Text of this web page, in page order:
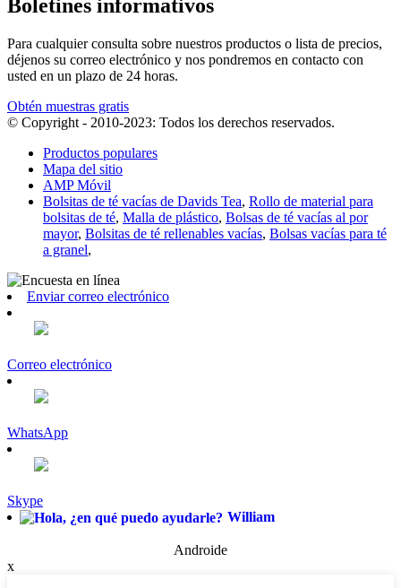
Boletines informativos
Para cualquier consulta sobre nuestros productos o lista de precios,
déjenos su correo electrónico y nos pondremos en contacto con
usted en un plazo de 24 horas.
Obtén muestras gratis
© Copyright - 2010-2023: Todos los derechos reservados.
Productos populares
Mapa del sitio
AMP Móvil
Bolsitas de té vacías de Davids Tea, Rollo de material para
bolsitas de té, Malla de plástico, Bolsas de té vacías al por
mayor, Bolsitas de té rellenables vacías, Bolsas vacías para té
a granel,
Enviar correo electrónico
Correo electrónico
WhatsApp
Skype
William
Androide
x